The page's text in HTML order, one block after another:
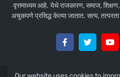
वृत्तमाध्यम आहे. येथे राजकारण, समाज, शिक्षण,
अचूकपणे प्रसिद्ध केल्या जातात. सत्य,